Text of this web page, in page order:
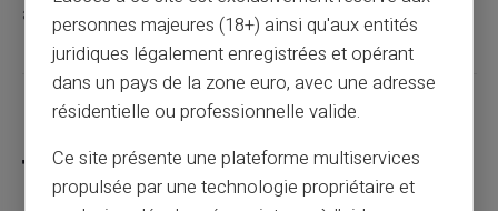
autonome.
Partager cet article
personnes majeures (18+) ainsi qu'aux entités
juridiques légalement enregistrées et opérant
dans un pays de la zone euro, avec une adresse
résidentielle ou professionnelle valide.
Ce site présente une plateforme multiservices
propulsée par une technologie propriétaire et